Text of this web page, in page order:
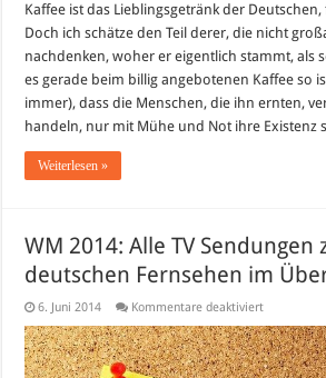
Kaffee ist das Lieblingsgetränk der
Doch ich schätze den Teil derer, die nicht
nachdenken, woher er eigentlich stammt, als
es gerade beim billig angebotenen Kaffee so
immer), dass die Menschen, die ihn ernten,
handeln, nur mit Mühe und Not ihre Existenz
Weiterlesen »
WM 2014: Alle TV Sendungen
deutschen Fernsehen im
6. Juni 2014 Kommentare deaktiviertfür
2014:
Alle
TV